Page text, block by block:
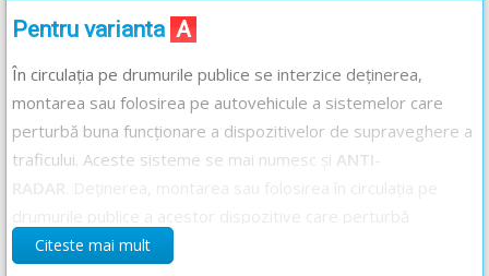
Pentru varianta A
În circulația pe drumurile publice se interzice deținerea,
montarea sau folosirea pe autovehicule a sistemelor care
perturbă buna funcționare a dispozitivelor de supraveghere a
traficului. Aceste sisteme se mai numesc și ANTI-
funcționarea normală a dispozitivelor de măsurare a vitezei
Citeste mai mult